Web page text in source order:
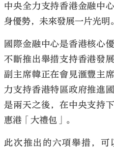
中央全力支持香港金融中
身優勢，未來發展一片光明。
國際金融中心是香港核心
不斷推出舉措支持香港發
副主席韓正在會見滙豐主
力支持香港特區政府推進
是兩天之後，在中央支持
惠港「大禮包」。
此次推出的六項舉措，